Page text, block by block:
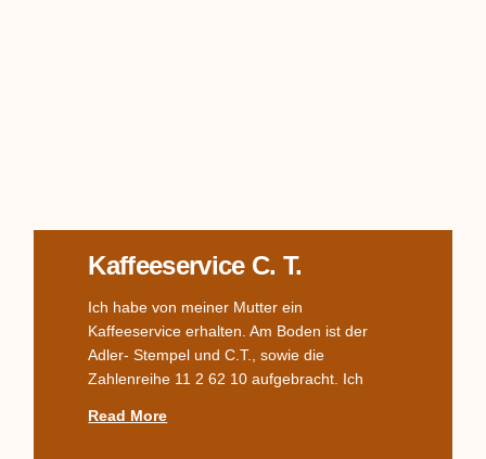
Kaffeeservice C. T.
Ich habe von meiner Mutter ein
Kaffeeservice erhalten. Am Boden ist der
Adler- Stempel und C.T., sowie die
Zahlenreihe 11 2 62 10 aufgebracht. Ich
Read More